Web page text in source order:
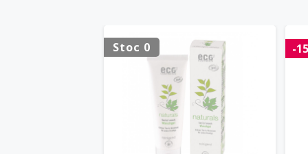
Stoc 0 -